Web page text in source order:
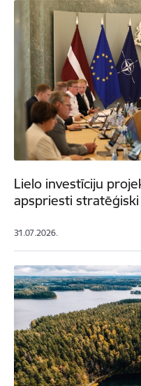
Lielo investīciju
apspriesti
31.07.2026.